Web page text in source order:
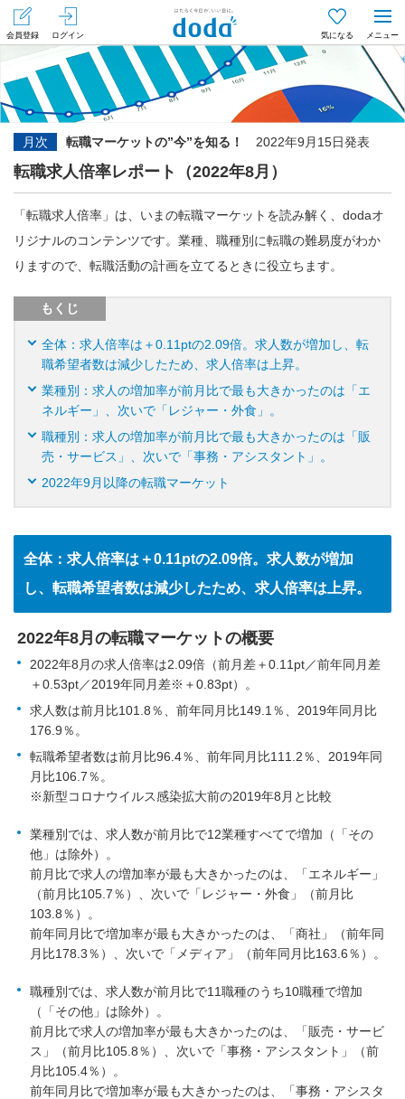
会員登録
ログイン
メニュー
気になる
月次 転職マーケットの”今”を知る！ 2022年9月15日発表
転職求人倍率レポート（2022年8月）
「転職求人倍率」は、いまの転職マーケットを読み解く、dodaオ
リジナルのコンテンツです。業種、職種別に転職の難易度がわか
りますので、転職活動の計画を立てるときに役立ちます。
もくじ
全体：求人倍率は＋0.11ptの2.09倍。求人数が増加し、転
職希望者数は減少したため、求人倍率は上昇。
業種別：求人の増加率が前月比で最も大きかったのは「エ
ネルギー」、次いで「レジャー・外食」。
職種別：求人の増加率が前月比で最も大きかったのは「販
売・サービス」、次いで「事務・アシスタント」。
2022年9月以降の転職マーケット
全体：求人倍率は＋0.11ptの2.09倍。求人数が増加
し、転職希望者数は減少したため、求人倍率は上昇。
2022年8月の転職マーケットの概要
2022年8月の求人倍率は2.09倍（前月差＋0.11pt／前年同月差
＋0.53pt／2019年同月差※＋0.83pt）。
求人数は前月比101.8％、前年同月比149.1％、2019年同月比
176.9％。
転職希望者数は前月比96.4％、前年同月比111.2％、2019年同
月比106.7％。
※新型コロナウイルス感染拡大前の2019年8月と比較
業種別では、求人数が前月比で12業種すべてで増加（「その
他」は除外）。
前月比で求人の増加率が最も大きかったのは、「エネルギー」
（前月比105.7％）、次いで「レジャー・外食」（前月比
103.8％）。
前年同月比で増加率が最も大きかったのは、「商社」（前年同
月比178.3％）、次いで「メディア」（前年同月比163.6％）。
職種別では、求人数が前月比で11職種のうち10職種で増加
（「その他」は除外）。
前月比で求人の増加率が最も大きかったのは、「販売・サービ
ス」（前月比105.8％）、次いで「事務・アシスタント」（前
月比105.4％）。
前年同月比で増加率が最も大きかったのは、「事務・アシスタ